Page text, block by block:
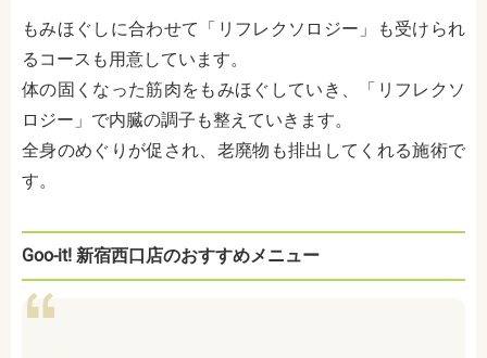
もみほぐしに合わせて「リフレクソロジー」も受けられ
るコースも用意しています。
体の固くなった筋肉をもみほぐしていき、「リフレクソ
ロジー」で内臓の調子も整えていきます。
全身のめぐりが促され、老廃物も排出してくれる施術で
す。
Goo-it! 新宿西口店のおすすめメニュー